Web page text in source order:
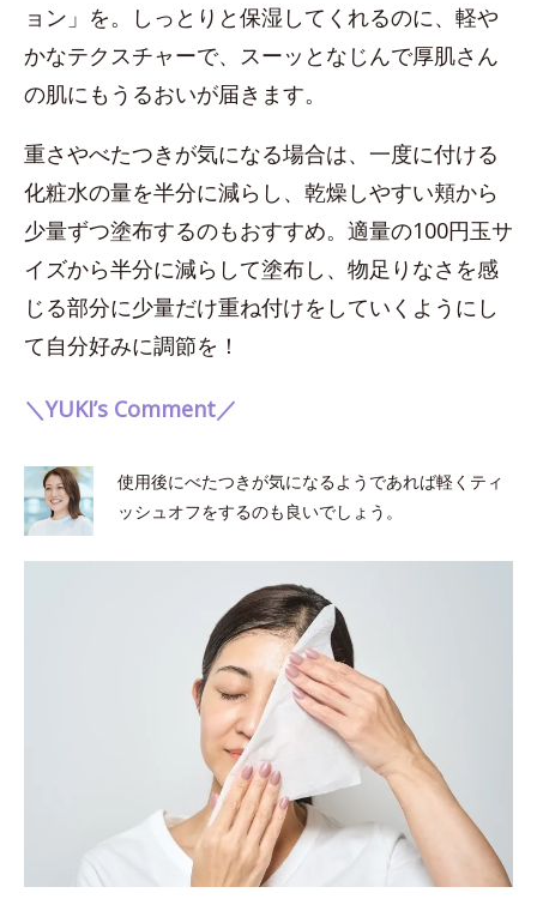
ョン」を。しっとりと保湿してくれるのに、軽や
かなテクスチャーで、スーッとなじんで厚肌さん
の肌にもうるおいが届きます。
重さやべたつきが気になる場合は、一度に付ける
化粧水の量を半分に減らし、乾燥しやすい頬から
少量ずつ塗布するのもおすすめ。適量の100円玉サ
イズから半分に減らして塗布し、物足りなさを感
じる部分に少量だけ重ね付けをしていくようにし
て自分好みに調節を！
＼YUKI’s Comment／
使用後にべたつきが気になるようであれば軽くティ
ッシュオフをするのも良いでしょう。